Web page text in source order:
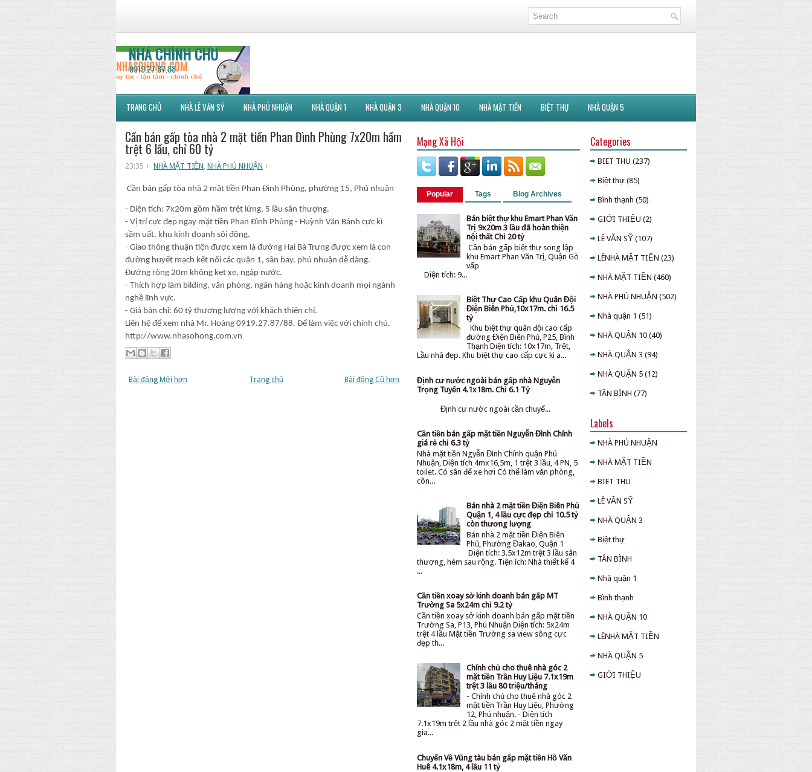
NHÀ CHÍNH CHỦ
0919.27.87.88
TRANG CHỦ NHÀ LÊ VĂN SỸ NHÀ PHÚ NHUẬN NHÀ QUẬN 1 NHÀ QUẬN 3 NHÀ QUẬN 10 NHÀ MẶT TIỀN BIỆT THỰ NHÀ QUẬN 5
Cần bán gấp tòa nhà 2 mặt tiền Phan Đình Phùng 7x20m hầm
trệt 6 lầu, chỉ 60 tỷ
23:35 NHÀ MẶT TIỀN , NHÀ PHÚ NHUẬN
Cần bán gấp tòa nhà 2 mặt tiền Phan Đình Phùng, phường 15, Phú nhuận
- Diện tích: 7x20m gồm hầm trệt lửng, 5 lầu sân thượng.
- Vị trí cực đẹp ngay mặt tiền Phan Đình Phùng - Huỳnh Văn Bánh cực kì
sầm uất, khu kinh doanh sôi động.
- Giao thông thuận tiện được xem là đường Hai Bà Trưng được xem là con
đường huyết mạch kết nối các quận 1, sân bay, phú nhuận dễ dàng.
Đường rộng 20m không kẹt xe, ngập nước.
- Thích hợp làm bilding, văn phòng, ngân hàng hoặc kinh doanh mọi ngành
nghề lĩnh vực.
- Giá bán chỉ: 60 tỷ thương lượng với khách thiện chí.
Liên hệ để xem nhà Mr. Hoàng 0919.27.87/88. Để làm việc với chính chủ.
http://www.nhasohong.com.vn
Bài đăng Mới hơn Bài đăng Cũ hơn
Trang chủ
Mạng Xã Hội
Popular Tags Blog Archives
Bán biệt thự khu Emart Phan Văn
Trị 9x20m 3 lầu đã hoàn thiện
nội thất Chỉ 20 tỷ
Cần bán gấp biệt thự song lập
khu Emart Phan Văn Trị, Quận Gò
vấp
Diện tích: 9...
Biệt Thự Cao Cấp khu Quân Đội
Điện Biên Phủ,10x17m. chỉ 16.5
tỷ
Khu biệt thự quân đội cao cấp
đường Điện Biên Phủ, P25, Bình
Thạnh Diện tích: 10x17m, Trệt,
Lầu nhà đẹp. Khu biệt thự cao cấp cực kì a...
Định cư nước ngoài bán gấp nhà Nguyễn
Trọng Tuyển 4.1x18m. Chỉ 6.1 Tỷ
Định cư nước ngoài cần chuyể...
Cần tiền bán gấp mặt tiền Nguyễn Đình Chính
giá rẻ chỉ 6.3 tỷ
Nhà mặt tiền Ngyễn Đình Chính quận Phú
Nhuận, Diện tích 4mx16,5m, 1 trệt 3 lầu, 4 PN, 5
toilet. Có sân để xe hơi Có thể làm văn phòng,
côn...
Bán nhà 2 mặt tiền Điện Biên Phủ
Quận 1, 4 lầu cực đẹp chỉ 10.5 tỷ
còn thương lượng
Bán nhà 2 mặt tiền Điện Biên
Phủ, Phường Đakao, Quận 1
Diện tích: 3.5x12m trệt 3 lầu sân
thượng, hẻm sau rộng. Tiện ích: Nhà thiết kế 4
...
Cần tiền xoay sở kinh doanh bán gấp MT
Trường Sa 5x24m chỉ 9.2 tỷ
Cần tiền xoay sở kinh doanh bán gấp mặt tiền
Trường Sa, P13, Phú Nhuận Diện tích: 5x24m
trệt 4 lầu Mặt tiền Trường sa view sông cực
đẹp th...
Chính chủ cho thuê nhà góc 2
mặt tiền Trần Huy Liệu 7.1x19m
trệt 3 lầu 80 triệu/tháng
- Chính chủ cho thuê nhà góc 2
mặt tiền Trần Huy Liệu, Phường
12, Phú nhuận. - Diện tích
7.1x19m trệt 2 lầu nhà góc 2 mặt tiền ngay
gia...
Chuyển Về Vũng tàu bán gấp mặt tiền Hồ Văn
Huê 4.1x18m, 4 lầu 11 tỷ
Categories
BIET THU (237)
Biệt thự (85)
Bình thạnh (50)
GIỚI THIỆU (2)
LÊ VĂN SỸ (107)
LÊNHÀ MẶT TIỀN (23)
NHÀ MẶT TIỀN (460)
NHÀ PHÚ NHUẬN (502)
Nhà quận 1 (51)
NHÀ QUẬN 10 (40)
NHÀ QUẬN 3 (94)
NHÀ QUẬN 5 (12)
TÂN BÌNH (77)
Labels
NHÀ PHÚ NHUẬN
NHÀ MẶT TIỀN
BIET THU
LÊ VĂN SỸ
NHÀ QUẬN 3
Biệt thự
TÂN BÌNH
Nhà quận 1
Bình thạnh
NHÀ QUẬN 10
LÊNHÀ MẶT TIỀN
NHÀ QUẬN 5
GIỚI THIỆU